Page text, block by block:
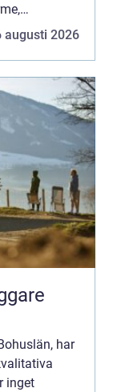
augusti 2026
har
inget